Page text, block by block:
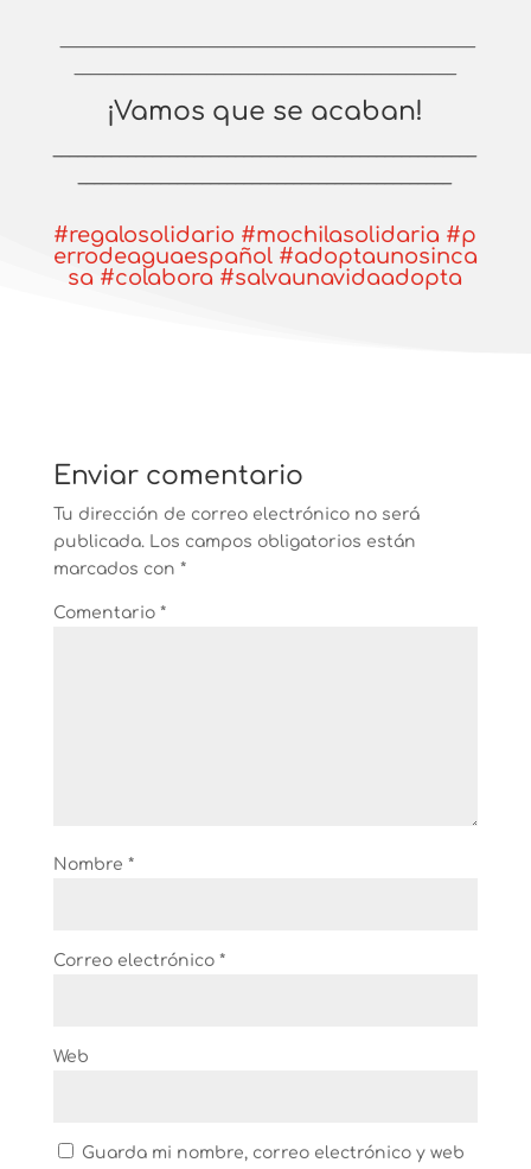
¡Vamos que se acaban!
#regalosolidario #mochilasolidaria #p
errodeaguaespañol #adoptaunosinca
sa #colabora #salvaunavidaadopta
Enviar comentario
Tu dirección de correo electrónico no será
publicada. Los campos obligatorios están
marcados con *
Comentario *
Nombre *
Correo electrónico *
Web
Guarda mi nombre, correo electrónico y web